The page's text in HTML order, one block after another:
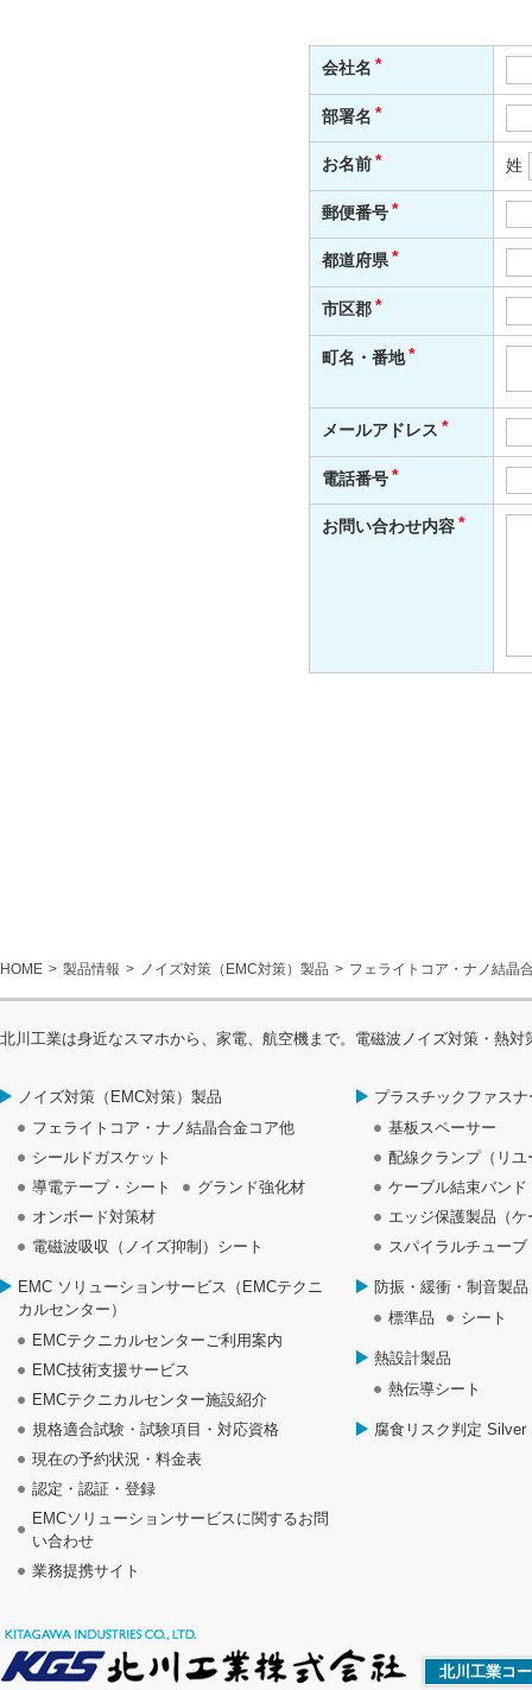
HOME 製品情報 ノイズ対策（EMC対策）製品 フェライトコア・ナノ結晶
北川工業は身近なスマホから、家電、航空機まで。電磁波ノイズ対策・熱
ノイズ対策（EMC対策）製品
フェライトコア・ナノ結晶合金コア他
シールドガスケット
導電テープ・シート
グランド強化材
オンボード対策材
電磁波吸収（ノイズ抑制）シート
EMC ソリューションサービス（EMCテクニ
カルセンター）
EMCテクニカルセンターご利用案内
EMC技術支援サービス
EMCテクニカルセンター施設紹介
規格適合試験・試験項目・対応資格
現在の予約状況・料金表
認定・認証・登録
EMCソリューションサービスに関するお問
い合わせ
業務提携サイト
プラスチックファス
基板スペーサー
配線クランプ（リ
ケーブル結束バンド
エッジ保護製品（
スパイラルチューブ
防振・緩衝・制音製品
標準品
シート
熱設計製品
熱伝導シート
腐食リスク判定
北川工業コ